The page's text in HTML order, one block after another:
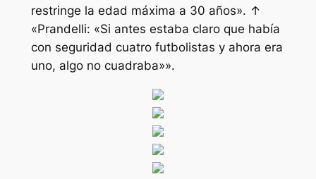
restringe la edad máxima a 30 años». ↑
«Prandelli: «Si antes estaba claro que había
con seguridad cuatro futbolistas y ahora era
uno, algo no cuadraba»».